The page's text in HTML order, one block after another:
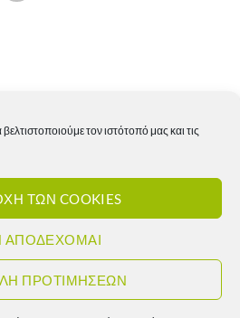
τον ιστότοπό μας και τις
ΤΩΝ COOKIES
ΑΠΟΔΕΧΟΜΑΙ
ΠΡΟΤΙΜΗΣΕΩΝ
ακυρώσεων